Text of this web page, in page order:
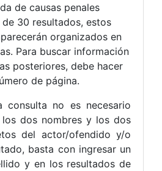
de causas penales
30 resultados, estos
organizados en
Para buscar información
posteriores, debe hacer
de página.
consulta no es necesario
dos nombres y los dos
del actor/ofendido y/o
basta con ingresar un
y en los resultados de